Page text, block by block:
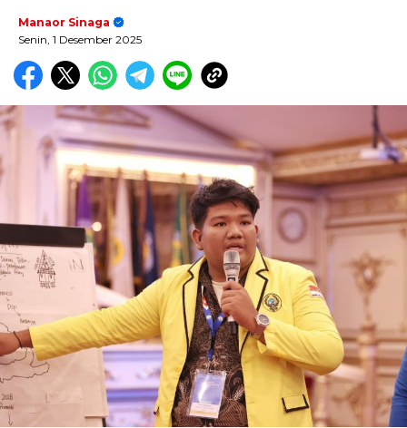
Manaor Sinaga
Senin, 1 Desember 2025